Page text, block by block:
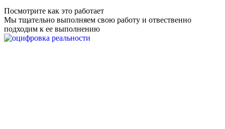
Посмотрите как это работает
Мы тщательно выполняем свою работу и отвественно
подходим к ее выполнению